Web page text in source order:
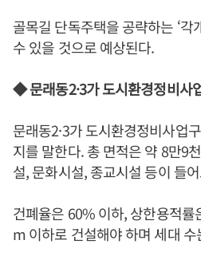
골목길 단독주택을 공략하는 ‘각
수 있을 것으로 예상된다.
◆ 문래동2·3가 도시환경정비사
문래동2·3가 도시환경정비사업
지를 말한다. 총 면적은 약 8만9
설, 문화시설, 종교시설 등이 들
건폐율은 60% 이하, 상한용적
m 이하로 건설해야 하며 세대